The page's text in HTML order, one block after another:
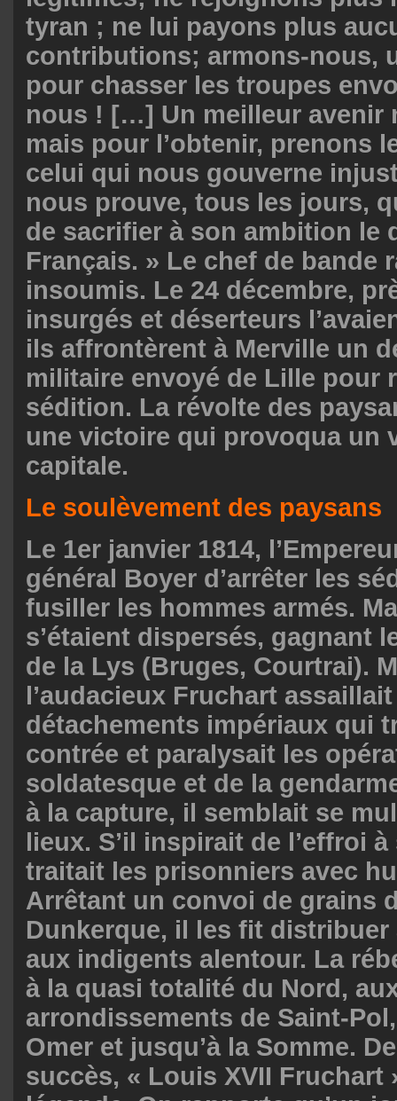
tyran ; ne lui payons plus
contributions; armons-nous,
pour chasser les troupes
nous ! […] Un meilleur avenir
mais pour l’obtenir, prenons
celui qui nous gouverne
nous prouve, tous les jours,
de sacrifier à son ambition le
Français. » Le chef de bande
insoumis. Le 24 décembre,
insurgés et déserteurs
ils affrontèrent à Merville un
militaire envoyé de Lille pour
sédition. La révolte des
une victoire qui provoqua un
capitale.
Le soulèvement des paysans
Le 1er janvier 1814,
général Boyer d’arrêter les
fusiller les hommes armés.
s’étaient dispersés, gagnant
de la Lys (Bruges, Courtrai).
l’audacieux Fruchart
détachements impériaux qui
contrée et paralysait les
soldatesque et de la
à la capture, il semblait se
lieux. S’il inspirait de l’effroi
traitait les prisonniers avec
Arrêtant un convoi de grains
Dunkerque, il les fit distribuer
aux indigents alentour. La
à la quasi totalité du Nord,
arrondissements de Saint-
Omer et jusqu’à la Somme.
succès, « Louis XVII Fruchart